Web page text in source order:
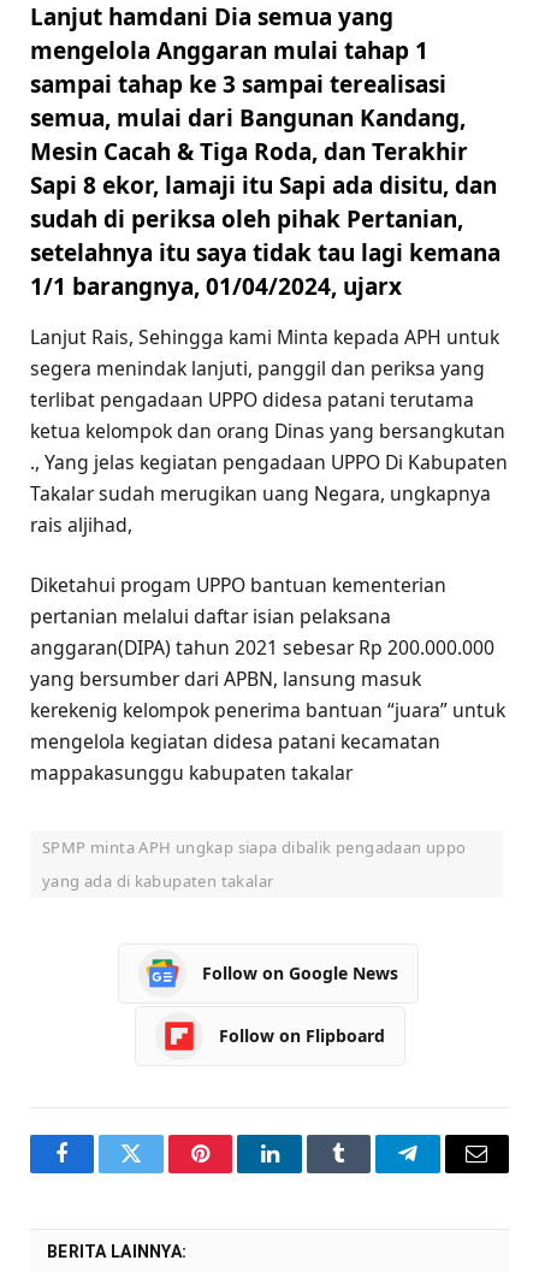
Lanjut hamdani Dia semua yang
mengelola Anggaran mulai tahap 1
sampai tahap ke 3 sampai terealisasi
semua, mulai dari Bangunan Kandang,
Mesin Cacah & Tiga Roda, dan Terakhir
Sapi 8 ekor, lamaji itu Sapi ada disitu, dan
sudah di periksa oleh pihak Pertanian,
setelahnya itu saya tidak tau lagi kemana
1/1 barangnya, 01/04/2024, ujarx
Lanjut Rais, Sehingga kami Minta kepada APH untuk
segera menindak lanjuti, panggil dan periksa yang
terlibat pengadaan UPPO didesa patani terutama
ketua kelompok dan orang Dinas yang bersangkutan
., Yang jelas kegiatan pengadaan UPPO Di Kabupaten
Takalar sudah merugikan uang Negara, ungkapnya
rais aljihad,
Diketahui progam UPPO bantuan kementerian
pertanian melalui daftar isian pelaksana
anggaran(DIPA) tahun 2021 sebesar Rp 200.000.000
yang bersumber dari APBN, lansung masuk
kerekenig kelompok penerima bantuan “juara” untuk
mengelola kegiatan didesa patani kecamatan
mappakasunggu kabupaten takalar
SPMP minta APH ungkap siapa dibalik pengadaan uppo
yang ada di kabupaten takalar
Follow on Google News
Follow on Flipboard
FacebookTwitter PinterestLinkedInTumblr TelegramEmail
BERITA LAINNYA: